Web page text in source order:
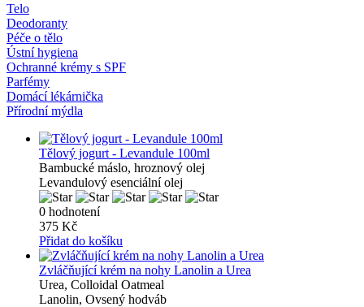
Telo
Deodoranty
Péče o tělo
Ústní hygiena
Ochranné krémy s SPF
Parfémy
Domácí lékárnička
Přírodní mýdla
Tělový jogurt - Levandule 100ml
Bambucké máslo, hroznový olej
Levandulový esenciální olej
0 hodnotení
375 Kč
Přidat do košíku
Zvláčňující krém na nohy Lanolin a Urea
Urea, Colloidal Oatmeal
Lanolin, Ovsený hodváb